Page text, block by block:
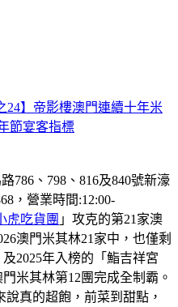
24】帝影樓澳門連續十年米
節宴客指標
786、798、816及840號新濠
，營業時間:12:00-
虎吃貨團 」攻克的第21家澳
澳門米其林21家中，也僅剩
2025年入榜的「鮨吉祥宮
米其林第12團完成全制霸。
真的超飽，前菜到甜點，